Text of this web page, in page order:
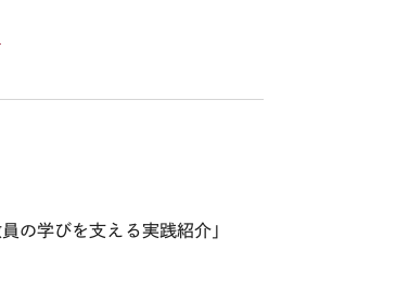
の学びを支える実践紹介」